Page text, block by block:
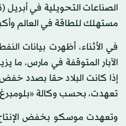
الصناعات التحويلية في
مستهلك للطاقة في العالم
في الأثناء، أظهرت بيانات
الآبار المتوقفة في مارس، ما
إذا كانت البلاد حقا بصدد خفض
تعهدت، بحسب وكالة «بلومبرغ»